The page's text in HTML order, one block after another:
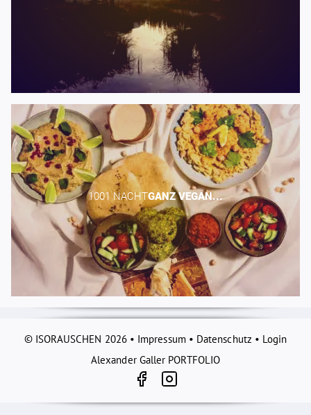
1001 NACHT​GANZ VEGAN...
© ISORAUSCHEN 2026 • Impressum• Datenschutz • Login
Alexander Galler PORTFOLIO